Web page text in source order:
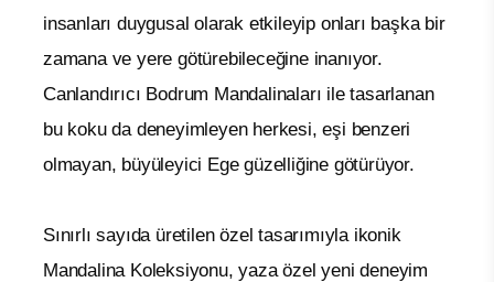
insanları duygusal olarak etkileyip onları başka bir
zamana ve yere götürebileceğine inanıyor.
Canlandırıcı Bodrum Mandalinaları ile tasarlanan
bu koku da deneyimleyen herkesi, eşi benzeri
olmayan, büyüleyici Ege güzelliğine götürüyor.
Sınırlı sayıda üretilen özel tasarımıyla ikonik
Mandalina Koleksiyonu, yaza özel yeni deneyim